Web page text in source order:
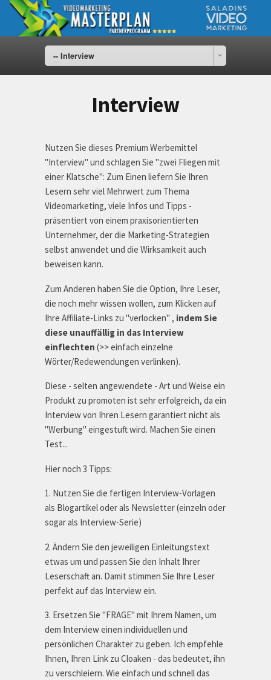
-- Interview
Interview
Nutzen Sie dieses Premium Werbemittel
"Interview" und schlagen Sie "zwei Fliegen mit
einer Klatsche": Zum Einen liefern Sie Ihren
Lesern sehr viel Mehrwert zum Thema
Videomarketing, viele Infos und Tipps -
präsentiert von einem praxisorientierten
Unternehmer, der die Marketing-Strategien
selbst anwendet und die Wirksamkeit auch
beweisen kann.
Zum Anderen haben Sie die Option, Ihre Leser,
die noch mehr wissen wollen, zum Klicken auf
Ihre Affiliate-Links zu "verlocken" , indem Sie
diese unauffällig in das Interview
einflechten (>> einfach einzelne
Wörter/Redewendungen verlinken).
Diese - selten angewendete - Art und Weise ein
Produkt zu promoten ist sehr erfolgreich, da ein
Interview von Ihren Lesern garantiert nicht als
"Werbung" eingestuft wird. Machen Sie einen
Test...
Hier noch 3 Tipps:
1. Nutzen Sie die fertigen Interview-Vorlagen
als Blogartikel oder als Newsletter (einzeln oder
sogar als Interview-Serie)
2. Ändern Sie den jeweiligen Einleitungstext
etwas um und passen Sie den Inhalt Ihrer
Leserschaft an. Damit stimmen Sie Ihre Leser
perfekt auf das Interview ein.
3. Ersetzen Sie "FRAGE" mit Ihrem Namen, um
dem Interview einen individuellen und
persönlichen Charakter zu geben. Ich empfehle
Ihnen, Ihren Link zu Cloaken - das bedeutet, ihn
zu verschleiern. Wie einfach und schnell das